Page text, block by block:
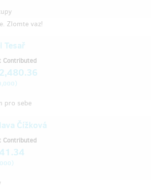
Zlomte vaz!
Tesař
pro sebe
Contributed
)
Čížková
Contributed
)